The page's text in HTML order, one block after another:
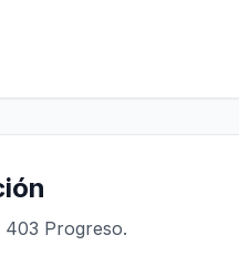
403 Progreso.